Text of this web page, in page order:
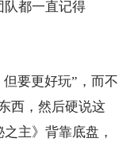
都一直记得
要更好玩”，而不
西，然后硬说这
主》背靠底盘，